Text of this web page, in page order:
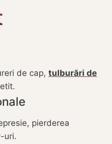
de cap, tulburări de
pierderea
uri.